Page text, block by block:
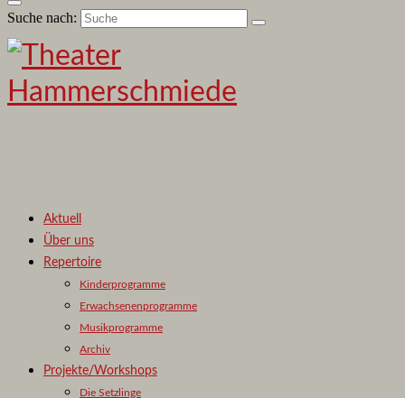
Suche nach:
Aktuell
Über uns
Repertoire
Kinderprogramme
Erwachsenenprogramme
Musikprogramme
Archiv
Projekte/Workshops
Die Setzlinge